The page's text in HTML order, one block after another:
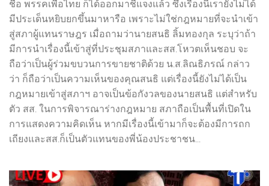
ชื่อ พรรคเพื่อไทย ก็ได้ออกมาชี้แจงแล้ว ซึ่งเรื่องนี้เรายังไม่ได้
มีประเด็นหยิบยกขึ้นมาหารือ เพราะไม่ใช่กฎหมายที่จะนำเข้า
สู่สภาผู้แทนราษฎร เมื่อถามว่านายสนธิ ลิ้มทองกุล ระบุว่าถ้า
มีการนำเรื่องนี้เข้าสู่ที่ประชุมสภาและสส.โหวตเห็นชอบ จะ
ถือว่าเป็นผู้ร่วมขบวนการขายชาติด้วย น.ส.ลิณธิภรณ์ กล่าว
ว่า ก็ถือว่าเป็นความเห็นของคุณสนธิ แต่เรื่องนี้ยังไม่ได้เป็น
กฎหมายเข้าสู่สภาฯ อาจเป็นข้อกังวลของนายสนธิ แต่สำหรับ
ตัว สส. ในการพิจารณาร่างกฎหมาย สภาถือเป็นพื้นที่เปิดใน
การแสดงความคิดเห็น หากมีเรื่องนี้เข้ามาก็จะต้องมีการถก
เถียงและสส.ก็เป็นตัวแทนของพี่น้องประชาชน...